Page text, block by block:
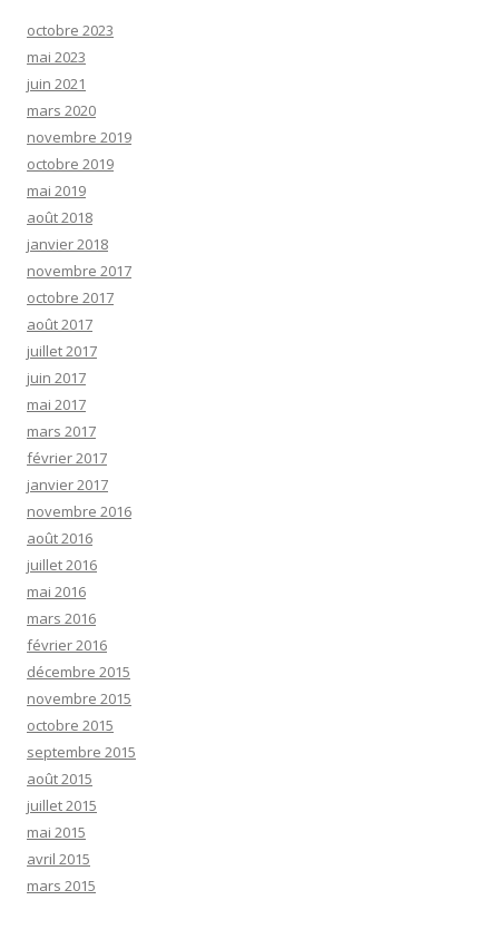
octobre 2023
mai 2023
juin 2021
mars 2020
novembre 2019
octobre 2019
mai 2019
août 2018
janvier 2018
novembre 2017
octobre 2017
août 2017
juillet 2017
juin 2017
mai 2017
mars 2017
février 2017
janvier 2017
novembre 2016
août 2016
juillet 2016
mai 2016
mars 2016
février 2016
décembre 2015
novembre 2015
octobre 2015
septembre 2015
août 2015
juillet 2015
mai 2015
avril 2015
mars 2015